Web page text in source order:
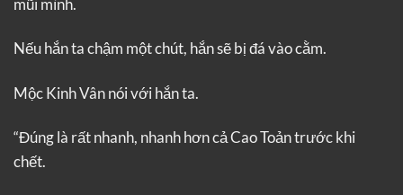
mũi mình.
Nếu hắn ta chậm một chút, hắn sẽ bị đá vào cằm.
Mộc Kinh Vân nói với hắn ta.
“Đúng là rất nhanh, nhanh hơn cả Cao Toản trước khi
chết.